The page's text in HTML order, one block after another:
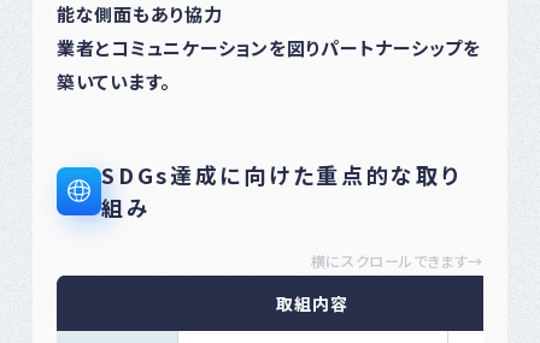
能な側面もあり協力
業者とコミュニケーションを図りパートナーシップを
築いています。
SDGs達成に向けた重点的な取り
組み
横にスクロールできます→
取組内容